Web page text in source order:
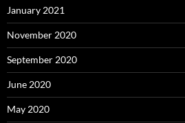
January 2021
November 2020
September 2020
June 2020
May 2020